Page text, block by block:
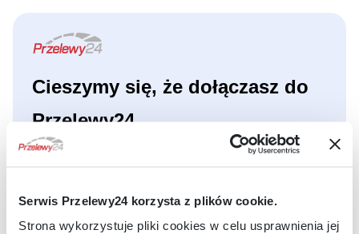
Serwis Przelewy24 korzysta z plików cookie.
Strona wykorzystuje pliki cookies w celu usprawnienia jej
Cieszymy się, że dołączasz do
Przelewy24
Przygotuj numer konta firmowego
Poprosimy o podanie go w formularzu, oraz wykonanie
opłaty aktywacyjnej na kwotę59.00 PLN.